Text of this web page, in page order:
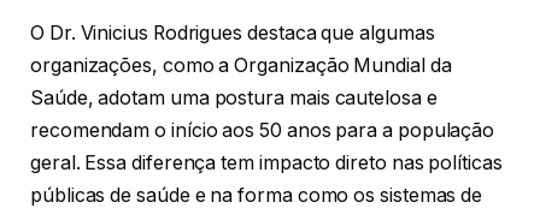
O Dr. Vinicius Rodrigues destaca que algumas
organizações, como a Organização Mundial da
Saúde, adotam uma postura mais cautelosa e
recomendam o início aos 50 anos para a população
geral. Essa diferença tem impacto direto nas políticas
públicas de saúde e na forma como os sistemas de